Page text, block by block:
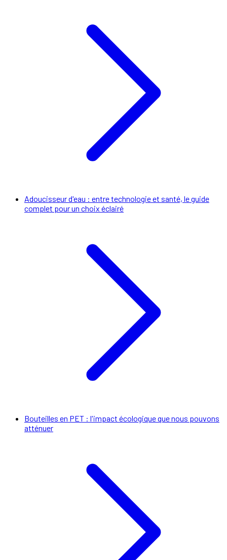
Adoucisseur d'eau : entre technologie et santé, le guide
complet pour un choix éclairé
Bouteilles en PET : l'impact écologique que nous pouvons
atténuer